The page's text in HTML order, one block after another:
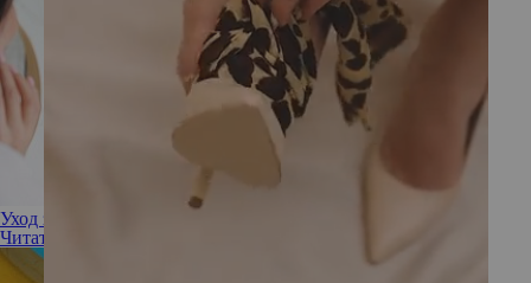
Уход за швами после подтяжки лица: что важно знать
Читать полностью